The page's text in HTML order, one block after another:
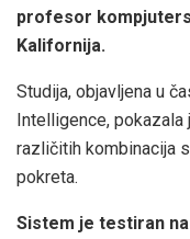
profesor
Kalifornija.
Studija, objavljena u
Intelligence,
različitih kombinacija
pokreta.
Sistem je testiran